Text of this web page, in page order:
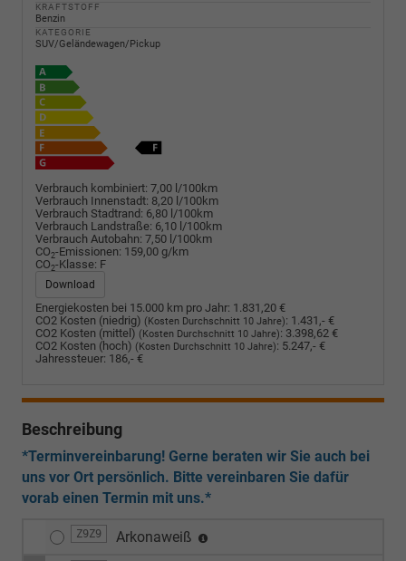
KRAFTSTOFF
Benzin
KATEGORIE
SUV/Geländewagen/Pickup
Verbrauch kombiniert: 7,00 l/100km
Verbrauch Innenstadt: 8,20 l/100km
Verbrauch Stadtrand: 6,80 l/100km
Verbrauch Landstraße: 6,10 l/100km
Verbrauch Autobahn: 7,50 l/100km
CO2-Emissionen: 159,00 g/km
CO2-Klasse: F
Download
Energiekosten bei 15.000 km pro Jahr: 1.831,20 €
CO2 Kosten (niedrig) (Kosten Durchschnitt 10 Jahre): 1.431,- €
CO2 Kosten (mittel) (Kosten Durchschnitt 10 Jahre): 3.398,62 €
CO2 Kosten (hoch) (Kosten Durchschnitt 10 Jahre): 5.247,- €
Jahressteuer: 186,- €
Beschreibung
*Terminvereinbarung! Gerne beraten wir Sie auch bei
uns vor Ort persönlich. Bitte vereinbaren Sie dafür
vorab einen Termin mit uns.*
Z9Z9 Arkonaweiß